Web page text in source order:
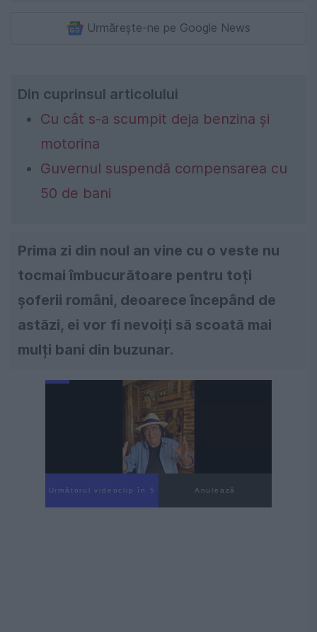
Urmărește-ne pe Google News
Din cuprinsul articolului
Cu cât s-a scumpit deja benzina și
motorina
Guvernul suspendă compensarea cu
50 de bani
Prima zi din noul an vine cu o veste nu
tocmai îmbucurătoare pentru toți
șoferii români, deoarece începând de
astăzi, ei vor fi nevoiți să scoată mai
mulți bani din buzunar.
Următorul videoclip în 4 Anulează